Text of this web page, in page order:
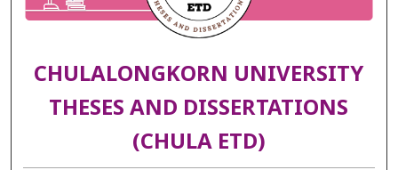
CHULALONGKORN UNIVERSITY
THESES AND DISSERTATIONS
(CHULA ETD)